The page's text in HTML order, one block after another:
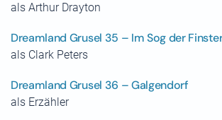
als Arthur Drayton
Dreamland Grusel 35 – Im Sog der
als Clark Peters
Dreamland Grusel 36 – Galgendorf
als Erzähler